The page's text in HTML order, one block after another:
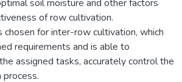
soil moisture and other factors
of row cultivation.
for inter-row cultivation, which
requirements and is able to
assigned tasks, accurately control the